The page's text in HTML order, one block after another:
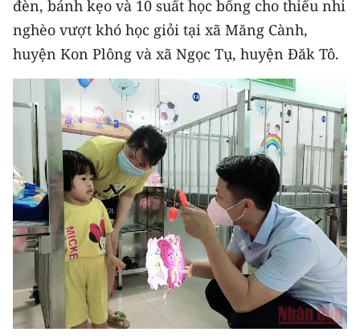
CHUYÊN ĐỀ
VỀ BÁO NHÂN DÂN
THỜI NAY
NHÂN DÂN CUỐI TUẦN
NHÂN DÂN HẰNG THÁNG
MUA BÁO
ĐỌC BÁO IN
đèn, bánh kẹo và 10 suất học bổng cho thiếu nhi
nghèo vượt khó học giỏi tại xã Măng Cành,
huyện Kon Plông và xã Ngọc Tụ, huyện Đăk Tô.